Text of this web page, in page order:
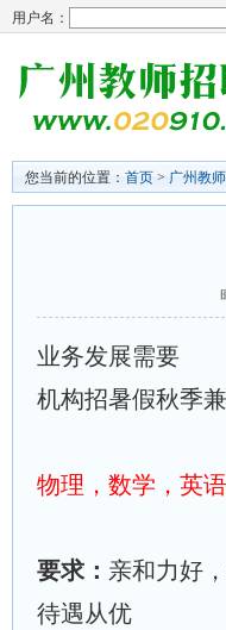
用户名：
您当前的位置： 首页 > 广州教
业务发展需要
机构招暑假秋季
物理，数学，英
要求： 亲和力好
待遇从优